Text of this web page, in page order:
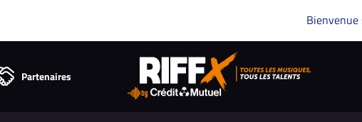
Bienvenue
Partenaires